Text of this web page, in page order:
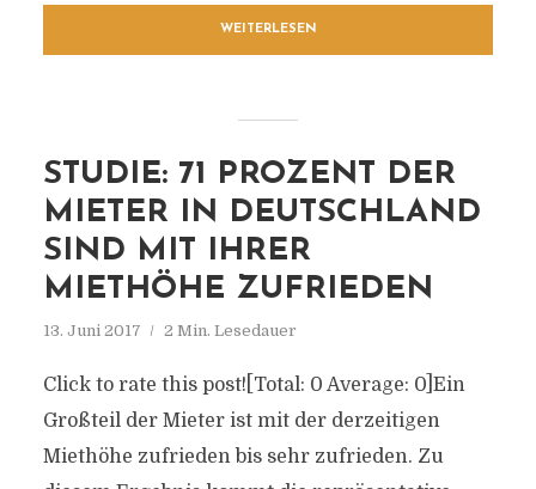
WEITERLESEN
STUDIE: 71 PROZENT DER
MIETER IN DEUTSCHLAND
SIND MIT IHRER
MIETHÖHE ZUFRIEDEN
13. Juni 2017 2 Min. Lesedauer
Click to rate this post![Total: 0 Average: 0]Ein
Großteil der Mieter ist mit der derzeitigen
Miethöhe zufrieden bis sehr zufrieden. Zu